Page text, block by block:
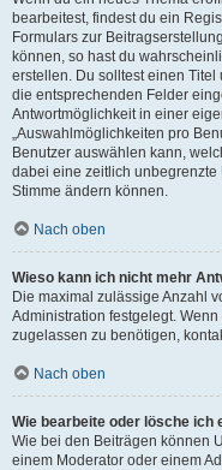
bearbeitest, findest du ein
Formulars zur
können, so hast du
erstellen. Du solltest einen
die entsprechenden Felder
Antwortmöglichkeit in einer
„Auswahlmöglichkeiten pro
Benutzer auswählen kann,
dabei eine zeitlich
Stimme ändern können.
Nach oben
Wieso kann ich nicht mehr
Die maximal zulässige Anzahl
Administration festgelegt.
zugelassen zu benötigen,
Nach oben
Wie bearbeite oder lösche ich
Wie bei den Beiträgen können
einem Moderator oder einem